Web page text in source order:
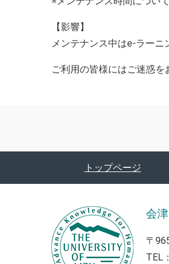
【影響】
メンテナンス中はe-ラーニ
ご利用の皆様にはご迷惑を
トップページ
会
〒
TEL